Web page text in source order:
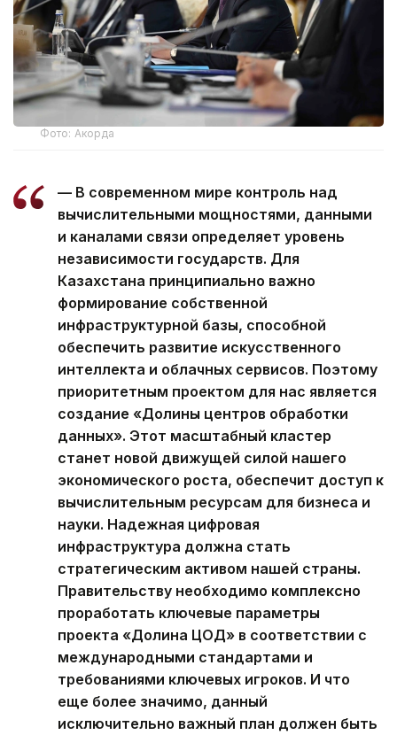
Фото: Акорда
— В современном мире контроль над
вычислительными мощностями, данными
и каналами связи определяет уровень
независимости государств. Для
Казахстана принципиально важно
формирование собственной
инфраструктурной базы, способной
обеспечить развитие искусственного
интеллекта и облачных сервисов. Поэтому
приоритетным проектом для нас является
создание «Долины центров обработки
данных». Этот масштабный кластер
станет новой движущей силой нашего
экономического роста, обеспечит доступ к
вычислительным ресурсам для бизнеса и
науки. Надежная цифровая
инфраструктура должна стать
стратегическим активом нашей страны.
Правительству необходимо комплексно
проработать ключевые параметры
проекта «Долина ЦОД» в соответствии с
международными стандартами и
требованиями ключевых игроков. И что
еще более значимо, данный
исключительно важный план должен быть